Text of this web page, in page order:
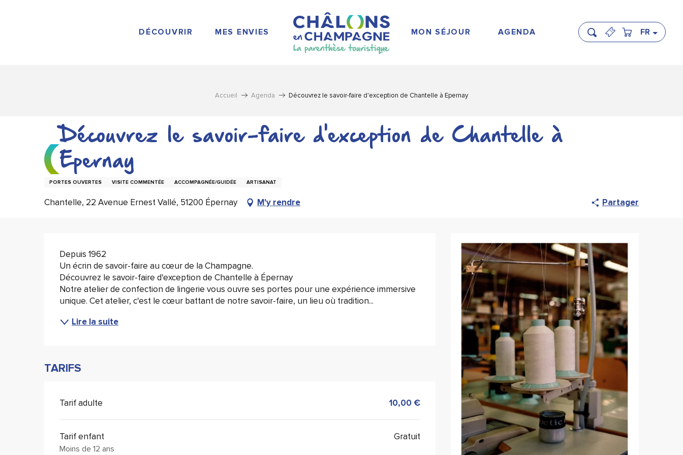
DÉCOUVRIR MES ENVIES MON SÉJOUR AGENDA Recherche FR
Accueil Agenda Découvrez le savoir-faire d'exception de Chantelle à Epernay
Découvrez le savoir-faire d'exception de Chantelle à
Epernay
PORTES OUVERTES VISITE COMMENTÉE ACCOMPAGNÉE/GUIDÉE ARTISANAT
Chantelle, 22 Avenue Ernest Vallé, 51200 Épernay M'y rendre Partager
Depuis 1962
Un écrin de savoir-faire au cœur de la Champagne.
Découvrez le savoir-faire d'exception de Chantelle à Épernay
Notre atelier de confection de lingerie vous ouvre ses portes pour une expérience immersive
unique. Cet atelier, c'est le cœur battant de notre savoir-faire, un lieu où tradition...
Lire la suite
TARIFS
Tarif adulte 10,00 €
Tarif enfant
Moins de 12 ans
Gratuit